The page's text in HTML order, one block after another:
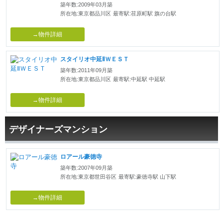
築年数:2009年03月築
所在地:東京都品川区 最寄駅:荏原町駅 旗の台駅
→物件詳細
スタイリオ中延ⅡＷＥＳＴ
築年数:2011年09月築
所在地:東京都品川区 最寄駅:中延駅 中延駅
→物件詳細
デザイナーズマンション
ロアール豪徳寺
築年数:2007年09月築
所在地:東京都世田谷区 最寄駅:豪徳寺駅 山下駅
→物件詳細